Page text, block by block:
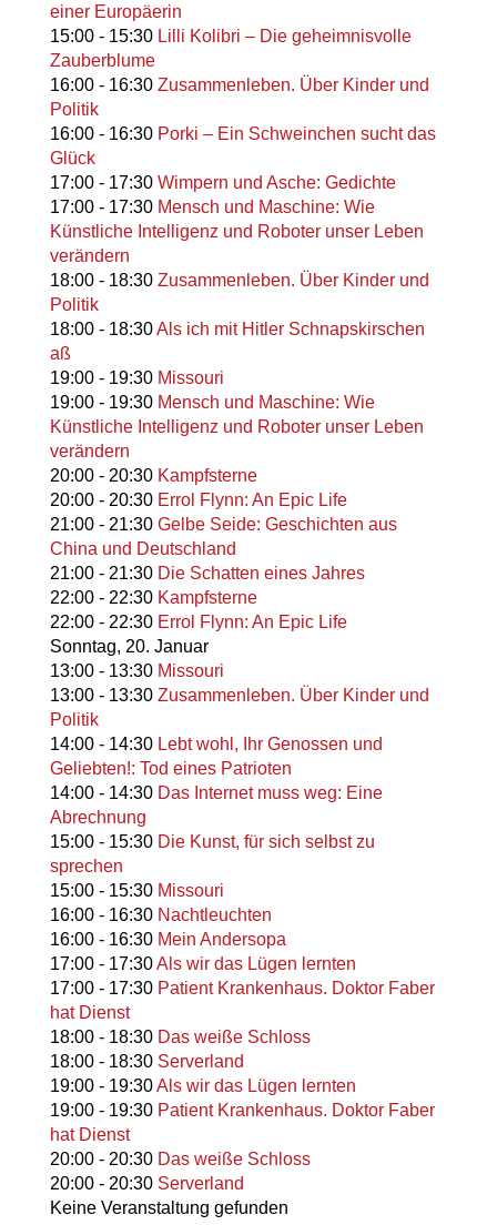
einer Europäerin
15:00- 15:30 Lilli Kolibri – Die geheimnisvolle
Zauberblume
16:00- 16:30 Zusammenleben. Über Kinder und
Politik
16:00- 16:30 Porki – Ein Schweinchen sucht das
Glück
17:00- 17:30 Wimpern und Asche: Gedichte
17:00- 17:30 Mensch und Maschine: Wie
Künstliche Intelligenz und Roboter unser Leben
verändern
18:00- 18:30 Zusammenleben. Über Kinder und
Politik
18:00- 18:30Als ich mit Hitler Schnapskirschen
aß
19:00- 19:30 Missouri
19:00- 19:30 Mensch und Maschine: Wie
Künstliche Intelligenz und Roboter unser Leben
verändern
20:00- 20:30 Kampfsterne
20:00- 20:30 Errol Flynn: An Epic Life
21:00- 21:30 Gelbe Seide: Geschichten aus
China und Deutschland
21:00- 21:30 Die Schatten eines Jahres
22:00- 22:30 Kampfsterne
22:00- 22:30 Errol Flynn: An Epic Life
Sonntag, 20. Januar
13:00- 13:30 Missouri
13:00- 13:30 Zusammenleben. Über Kinder und
Politik
14:00- 14:30 Lebt wohl, Ihr Genossen und
Geliebten!: Tod eines Patrioten
14:00- 14:30 Das Internet muss weg: Eine
Abrechnung
15:00- 15:30 Die Kunst, für sich selbst zu
sprechen
15:00- 15:30 Missouri
16:00- 16:30 Nachtleuchten
16:00- 16:30 Mein Andersopa
17:00- 17:30Als wir das Lügen lernten
17:00- 17:30 Patient Krankenhaus. Doktor Faber
hat Dienst
18:00- 18:30 Das weiße Schloss
18:00- 18:30 Serverland
19:00- 19:30Als wir das Lügen lernten
19:00- 19:30 Patient Krankenhaus. Doktor Faber
hat Dienst
20:00- 20:30 Das weiße Schloss
20:00- 20:30 Serverland
Keine Veranstaltung gefunden